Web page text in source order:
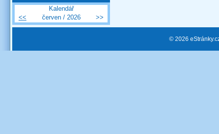
Kalendář
<<
červen / 2026 >>
© 2026